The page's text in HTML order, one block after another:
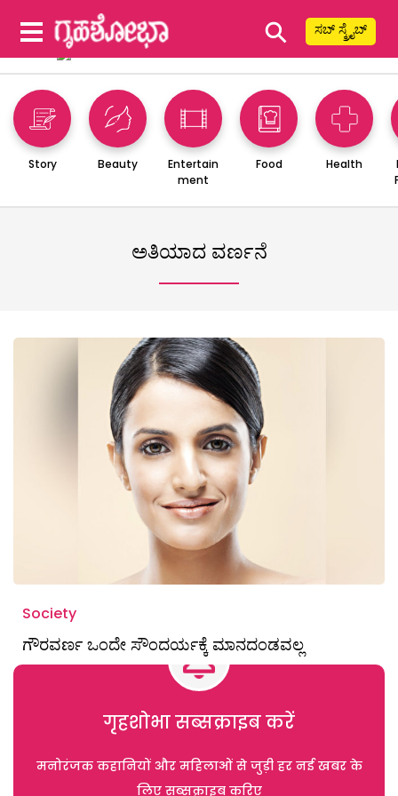
⚲ ಸಬ್ ಸ್ಕ್ರೈಬ್
Story Beauty
Entertain
ment
Food Health
ಅತಿಯಾದ ವರ್ಣನೆ
Society
ಗೌರವರ್ಣ ಒಂದೇ ಸೌಂದರ್ಯಕ್ಕೆ ಮಾನದಂಡವಲ್ಲ
गृहशोभा सब्सक्राइब करें
मनोरंजक कहानियों और महिलाओं से जुड़ी हर नई खबर के
लिए सब्सक्राइब करिए